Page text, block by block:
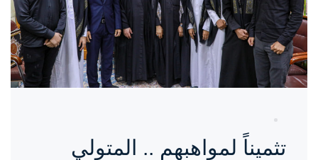
تثميناً لمواهبهم .. المتولي